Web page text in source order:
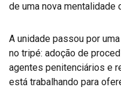
de uma nova mentalidade
A unidade passou por
no tripé: adoção de
agentes penitenciários e
está trabalhando para